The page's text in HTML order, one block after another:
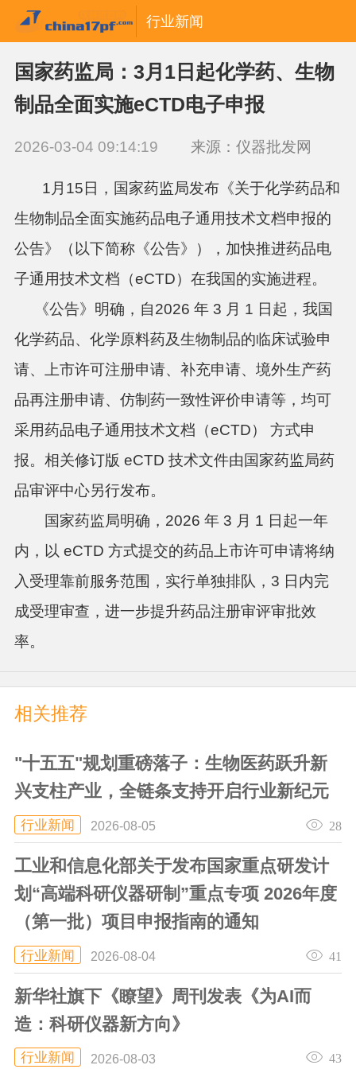
行业新闻
国家药监局：3月1日起化学药、生物
制品全面实施eCTD电子申报
2026-03-04 09:14:19 来源：仪器批发网
1月15日，国家药监局发布《关于化学药品和
生物制品全面实施药品电子通用技术文档申报的
公告》
（以下简称《公告》），加快推进药品电
子通用技术文档（eCTD）在我国的实施进程。
《公告》明确， 自2026 年 3 月 1 日起，我国
化学药品、化学原料药及生物制品的临床试验申
请、上市许可注册申请、补充申请、境外生产药
品再注册申请、仿制药一致性评价申请等，均可
采用药品电子通用技术文档（eCTD） 方式申
报。相关修订版 eCTD 技术文件由国家药监局药
品审评中心另行发布。
国家药监局明确，2026 年 3 月 1 日起一年
内，以 eCTD 方式提交的药品 上市许可申请将纳
入受理靠前服务范围，实行单独排队，3 日内完
成受理审查，进一步提升药品注册审评审批效
率。
相关推荐
"十五五"规划重磅落子：生物医药跃升新
兴支柱产业，全链条支持开启行业新纪元
行业新闻 2026-08-05 28
工业和信息化部关于发布国家重点研发计
划“高端科研仪器研制”重点专项 2026年度
（第一批）项目申报指南的通知
行业新闻 2026-08-04 41
新华社旗下《瞭望》周刊发表《为AI而
造：科研仪器新方向》
行业新闻 2026-08-03 43